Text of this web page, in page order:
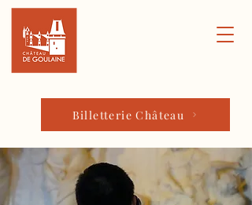
Billetterie Château